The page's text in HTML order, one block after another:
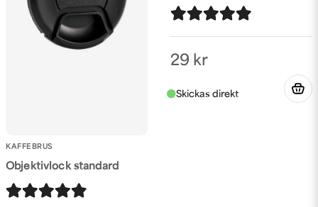
KAFFEBRUS
Objektivlock standard
29 kr